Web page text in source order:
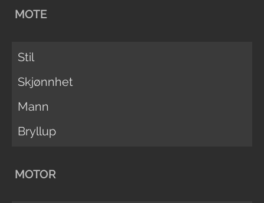
MOTE
Stil
Skjønnhet
Mann
Bryllup
MOTOR